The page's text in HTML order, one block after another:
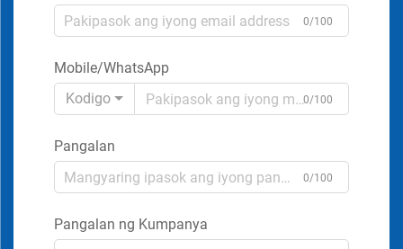
0/100
Mobile/WhatsApp
Kodigo
0/100
Pangalan
0/100
Pangalan ng Kumpanya